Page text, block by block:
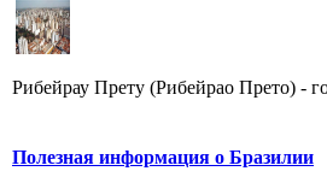
Рибейрау Прету (Рибейрао Прето) -
Полезная информация о Бразилии